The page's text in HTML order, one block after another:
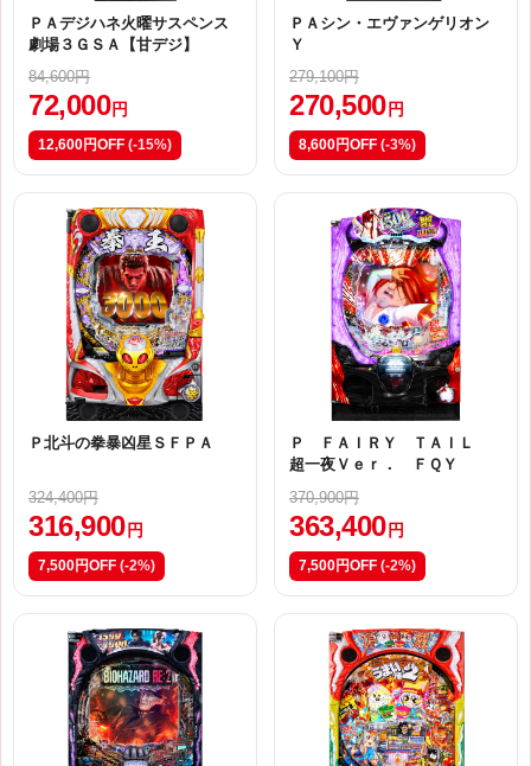
ＰＡデジハネ火曜サスペンス
劇場３ＧＳＡ【甘デジ】
84,600円
72,000 円
12,600円OFF (-15%)
ＰＡシン・エヴァンゲリオン
Ｙ
279,100円
270,500 円
8,600円OFF (-3%)
Ｐ北斗の拳暴凶星ＳＦＰＡ
324,400円
316,900円
7,500円OFF (-2%)
Ｐ ＦＡＩＲＹ ＴＡＩＬ
超一夜Ｖｅｒ． ＦＱＹ
370,900円
363,400円
7,500円OFF (-2%)